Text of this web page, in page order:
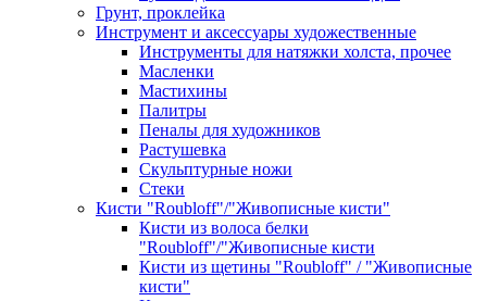
Грунт, проклейка
Инструмент и аксессуары художественные
Инструменты для натяжки холста, прочее
Масленки
Мастихины
Палитры
Пеналы для художников
Растушевка
Скульптурные ножи
Стеки
Кисти "Roubloff"/"Живописные кисти"
Кисти из волоса белки
"Roubloff"/"Живописные кисти
Кисти из щетины "Roubloff" / "Живописные
кисти"